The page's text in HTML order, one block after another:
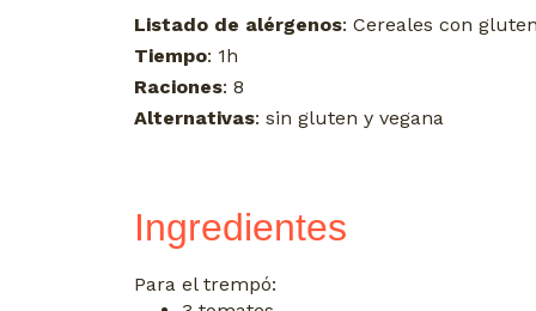
Listado de alérgenos: Cereales con
Tiempo: 1h
Raciones: 8
Alternativas: sin gluten y vegana
Ingredientes
Para el trempó: